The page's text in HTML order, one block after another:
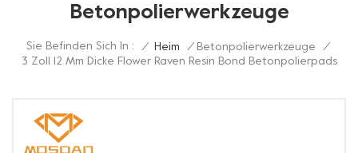
Betonpolierwerkzeuge
Sie Befinden Sich In : / Heim / Betonpolierwerkzeuge
/
3 Zoll 12 Mm Dicke Flower Raven Resin Bond Betonpolierpads